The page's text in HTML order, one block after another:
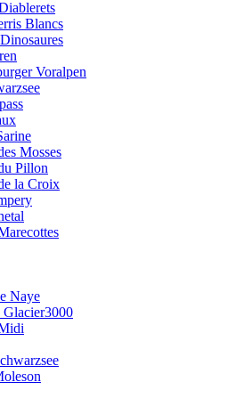
Blancs
Voralpen
Mosses
Pillon
la Croix
Naye
Glacier3000